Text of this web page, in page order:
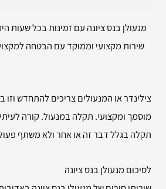
מנעולן בנס ציונה עם זמינות בכל שעות
שירות מקצועי וממוקד עם הבטחה
צילינדר או המנעולים צריכים להתחדש וזו
מוסמך ומקצועי. תקלה במנעול. קורה
תקלה בגלל דבר זה או אחר ולא משתף
לסיכום מנעולן בנס ציונה